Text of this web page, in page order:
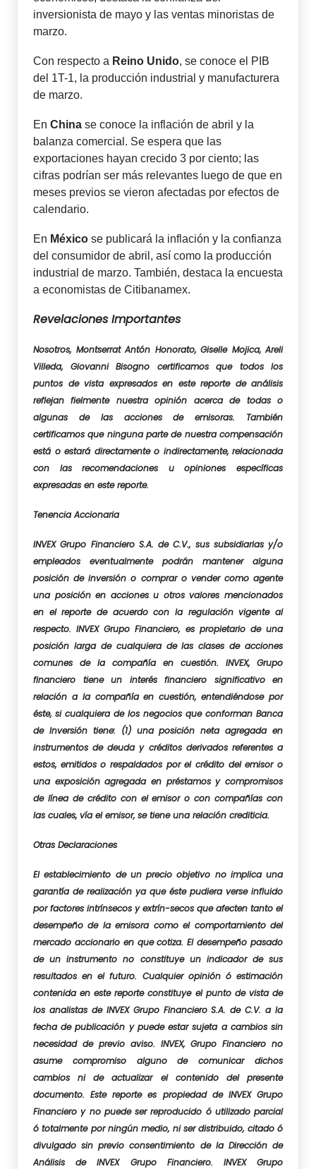
inversionista de mayo y las ventas minoristas de
marzo.
Con respecto a Reino Unido, se conoce el PIB
del 1T-1, la producción industrial y manufacturera
de marzo.
En China se conoce la inflación de abril y la
balanza comercial. Se espera que las
exportaciones hayan crecido 3 por ciento; las
cifras podrían ser más relevantes luego de que en
meses previos se vieron afectadas por efectos de
calendario.
En México se publicará la inflación y la confianza
del consumidor de abril, así como la producción
industrial de marzo. También, destaca la encuesta
a economistas de Citibanamex.
Revelaciones Importantes
Nosotros, Montserrat Antón Honorato, Giselle Mojica, Areli
Villeda, Giovanni Bisogno certificamos que todos los
puntos de vista expresados en este reporte de análisis
reflejan fielmente nuestra opinión acerca de todas o
algunas de las acciones de emisoras. También
certificamos que ninguna parte de nuestra compensación
está o estará directamente o indirectamente, relacionada
con las recomendaciones u opiniones específicas
expresadas en este reporte.
Tenencia Accionaria
INVEX Grupo Financiero S.A. de C.V., sus subsidiarias y/o
empleados eventualmente podrán mantener alguna
posición de inversión o comprar o vender como agente
una posición en acciones u otros valores mencionados
en el reporte de acuerdo con la regulación vigente al
respecto. INVEX Grupo Financiero, es propietario de una
posición larga de cualquiera de las clases de acciones
comunes de la compañía en cuestión. INVEX, Grupo
financiero tiene un interés financiero significativo en
relación a la compañía en cuestión, entendiéndose por
éste, si cualquiera de los negocios que conforman Banca
de Inversión tiene: (1) una posición neta agregada en
instrumentos de deuda y créditos derivados referentes a
estos, emitidos o respaldados por el crédito del emisor o
una exposición agregada en préstamos y compromisos
de línea de crédito con el emisor o con compañías con
las cuales, vía el emisor, se tiene una relación crediticia.
Otras Declaraciones
El establecimiento de un precio objetivo no implica una
garantía de realización ya que éste pudiera verse influido
por factores intrínsecos y extrín-secos que afecten tanto el
desempeño de la emisora como el comportamiento del
mercado accionario en que cotiza. El desempeño pasado
de un instrumento no constituye un indicador de sus
resultados en el futuro. Cualquier opinión ó estimación
contenida en este reporte constituye el punto de vista de
los analistas de INVEX Grupo Financiero S.A. de C.V. a la
fecha de publicación y puede estar sujeta a cambios sin
necesidad de previo aviso. INVEX, Grupo Financiero no
asume compromiso alguno de comunicar dichos
cambios ni de actualizar el contenido del presente
documento. Este reporte es propiedad de INVEX Grupo
Financiero y no puede ser reproducido ó utilizado parcial
ó totalmente por ningún medio, ni ser distribuido, citado ó
divulgado sin previo consentimiento de la Dirección de
Análisis de INVEX Grupo Financiero. INVEX Grupo